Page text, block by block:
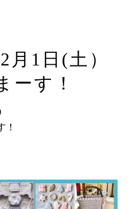
月1日(土）
ーす！
！